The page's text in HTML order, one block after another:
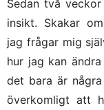
Sedan två
insikt. Skakar
jag frågar mig
hur jag kan
det bara är
överkomligt att